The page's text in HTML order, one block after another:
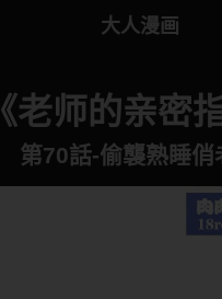
大人漫画
《老师的亲密
第70話-偷襲熟睡俏